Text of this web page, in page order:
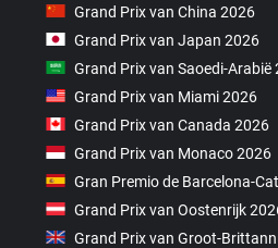
Grand Prix van China 2026
Grand Prix van Japan 2026
Grand Prix van Saoedi-Arabië
Grand Prix van Miami 2026
Grand Prix van Canada 2026
Grand Prix van Monaco 2026
Gran Premio de Barcelona-
Grand Prix van Oostenrijk
Grand Prix van Groot-